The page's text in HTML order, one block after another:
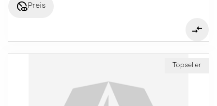
disabled_visiblePreis
Topseller